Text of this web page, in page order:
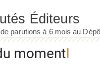
moment